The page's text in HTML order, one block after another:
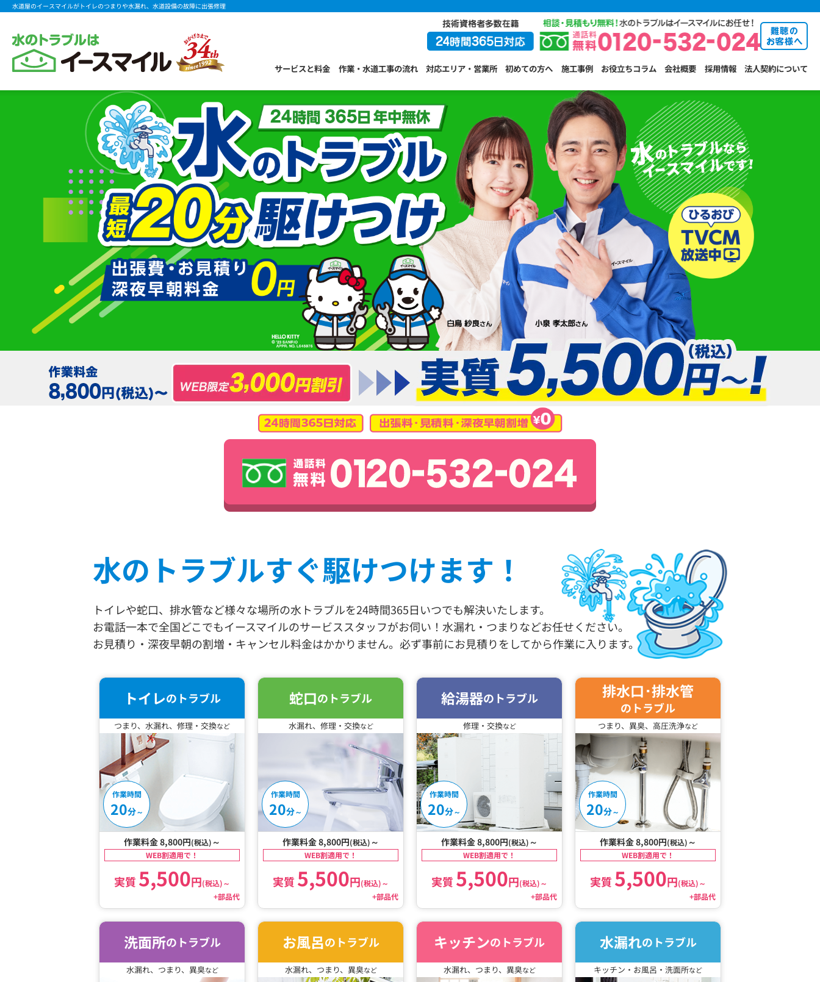
水道屋のイースマイルがトイレのつまりや水漏れ、水道設備の故障に出張修理
サービスと料金 作業・水道工事の流れ 対応エリア・営業所 初めての方へ 施工事例 お役立ちコラム 会社概要 採用情報 法人契約について
水のトラブルすぐ駆けつけます！
トイレや蛇口、排水管など様々な場所の水トラブルを24時間365日いつでも解決いたします。
お電話一本で全国どこでもイースマイルのサービススタッフがお伺い！水漏れ・つまりなどお任せください。
お見積り・深夜早朝の割増・キャンセル料金はかかりません。必ず事前にお見積りをしてから作業に入ります。
トイレのトラブル
つまり、水漏れ、修理・交換など
作業時間
20分～
作業料金 8,800円(税込) ～
WEB割適用で！
実質 5,500円(税込)～
+部品代
蛇口のトラブル
水漏れ、修理・交換など
作業時間
20分～
作業料金 8,800円(税込) ～
WEB割適用で！
実質 5,500円(税込)～
+部品代
給湯器のトラブル
修理・交換など
作業時間
20分～
作業料金 8,800円(税込) ～
WEB割適用で！
実質 5,500円(税込)～
+部品代
排水口･排水管
のトラブル
つまり、異臭、高圧洗浄など
作業時間
20分～
作業料金 8,800円(税込) ～
WEB割適用で！
実質 5,500円(税込)～
+部品代
洗面所のトラブル
水漏れ、つまり、異臭など
お風呂のトラブル
水漏れ、つまり、異臭など
キッチンのトラブル
水漏れ、つまり、異臭など
水漏れのトラブル
キッチン・お風呂・洗面所など